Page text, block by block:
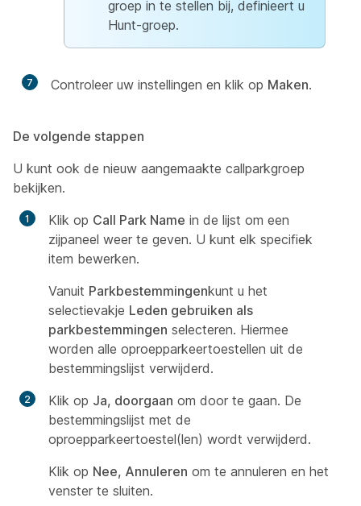
groep in te stellen bij, definieert u
Hunt-groep.
7 Controleer uw instellingen en klik op Maken.
De volgende stappen
U kunt ook de nieuw aangemaakte callparkgroep
bekijken.
Klik op Call Park Name in de lijst om een
zijpaneel weer te geven. U kunt elk specifiek
item bewerken.
Vanuit Parkbestemmingenkunt u het
selectievakje Leden gebruiken als
parkbestemmingen selecteren. Hiermee
worden alle oproepparkeertoestellen uit de
bestemmingslijst verwijderd.
Klik op Ja, doorgaan om door te gaan. De
bestemmingslijst met de
oproepparkeertoestel(len) wordt verwijderd.
Klik op Nee, Annuleren om te annuleren en het
venster te sluiten.